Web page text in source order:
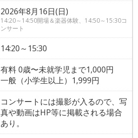
2026年8月16日(日)
14:20～14:50開場＆楽器体験、14:50～15:30コ
ンサート
14:20～15:30
有料 0歳〜未就学児まで1,000円
一般（小学生以上）1,999円
コンサートには撮影が入るので、写
真や動画はHP等に掲載される場合
あり。